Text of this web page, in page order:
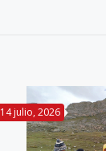
14 julio, 2026